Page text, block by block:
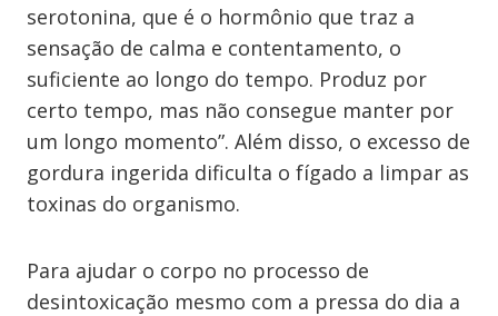
serotonina, que é o hormônio que traz a
sensação de calma e contentamento, o
suficiente ao longo do tempo. Produz por
certo tempo, mas não consegue manter por
um longo momento”. Além disso, o excesso de
gordura ingerida dificulta o fígado a limpar as
toxinas do organismo.
Para ajudar o corpo no processo de
desintoxicação mesmo com a pressa do dia a